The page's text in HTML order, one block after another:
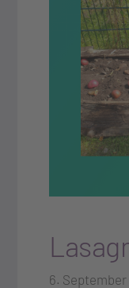
6. September